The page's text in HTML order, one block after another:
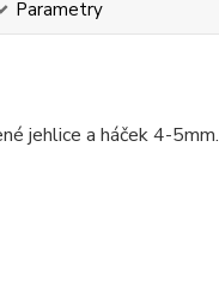
Parametry
jehlice a háček 4-5mm.